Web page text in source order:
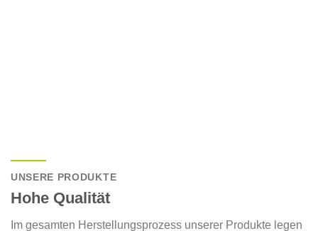
UNSERE PRODUKTE
Hohe Qualität
Im gesamten Herstellungsprozess unserer Produkte legen